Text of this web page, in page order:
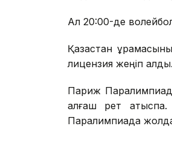
Ал 20:00-де
Қазақстан
лицензия жеңіп
Париж
алғаш рет
Паралимпиада